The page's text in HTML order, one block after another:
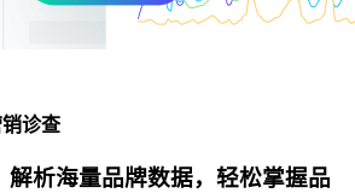
诊查
析海量品牌数据，轻松掌握品